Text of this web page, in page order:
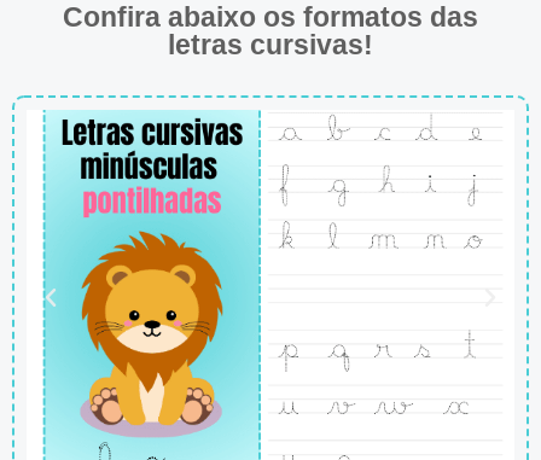
Confira abaixo os formatos das
letras cursivas!